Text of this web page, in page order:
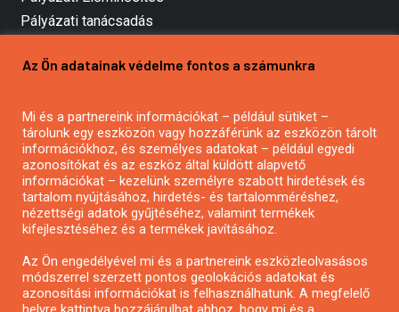
Pályázati tanácsadás
Mezőgazdasági pályázatírás
Pályázatírás civil szervezeteknek
Pályázatírás önkormányzatoknak
Pályázatfigyelés
Specifikus pályázatfigyelés vagy hírlevél
Az Ön adatainak védelme fontos a számunkra
Mi és a partnereink információkat – például sütiket –
tárolunk egy eszközön vagy hozzáférünk az eszközön tárolt
információkhoz, és személyes adatokat – például egyedi
azonosítókat és az eszköz által küldött alapvető
információkat – kezelünk személyre szabott hirdetések és
tartalom nyújtásához, hirdetés- és tartalomméréshez,
nézettségi adatok gyűjtéséhez, valamint termékek
kifejlesztéséhez és a termékek javításához.
Az Ön engedélyével mi és a partnereink eszközleolvasásos
módszerrel szerzett pontos geolokációs adatokat és
azonosítási információkat is felhasználhatunk. A megfelelő